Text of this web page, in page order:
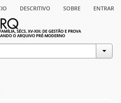
descritivo sobre entrar